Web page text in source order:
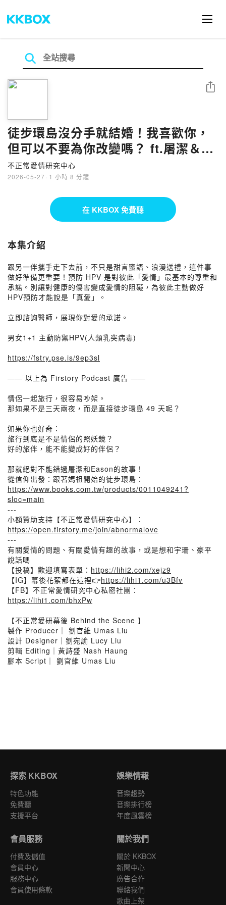
徒步環島沒分手就結婚！我喜歡你，
但可以不要為你改變嗎？ ft.屠潔＆伊
森
不正常愛情研究中心
2026-05-27 · 1 小時 8 分鐘
分享
在 KKBOX 免費聽
本集介紹
跟另一伴攜手走下去前，不只是甜言蜜語、浪漫送禮，這件事
做好準備更重要！預防 HPV 是對彼此「愛情」最基本的尊重和
承諾。別讓對健康的傷害變成愛情的阻礙，為彼此主動做好
HPV預防才能說是「真愛」。
立即諮詢醫師，展現你對愛的承諾。
男女1+1 主動防禦HPV(人類乳突病毒)
https://fstry.pse.is/9ep3sl
—— 以上為 Firstory Podcast 廣告 ——
情侶一起旅行，很容易吵架。
那如果不是三天兩夜，而是直接徒步環島 49 天呢？
如果你也好奇：
旅行到底是不是情侶的照妖鏡？
好的旅伴，能不能變成好的伴侶？
那就絕對不能錯過屠潔和Eason的故事！
從信仰出發：跟著媽祖開始的徒步環島：
https://www.books.com.tw/products/0011049241?
sloc=main
---
小額贊助支持【不正常愛情研究中心】：
https://open.firstory.me/join/abnormalove
---
有關愛情的問題、有關愛情有趣的故事，或是想和宇珊、豪平
說話嗎
【投稿】歡迎填寫表單： https://lihi2.com/xejz9
【IG】幕後花絮都在這裡👉https://lihi1.com/u3Bfv
【FB】不正常愛情研究中心私密社團：
https://lihi1.com/bhxPw
【不正常愛研幕後 Behind the Scene 】
製作 Producer｜ 劉官維 Umas Liu
設計 Designer｜劉宛諭 Lucy Liu
剪輯 Editing｜黃詩盛 Nash Haung
腳本 Script｜ 劉官維 Umas Liu
探索 KKBOX
特色功能
免費聽
支援平台
娛樂情報
音樂趨勢
音樂排行榜
年度風雲榜
會員服務
付費及儲值
會員中心
服務中心
會員使用條款
關於我們
關於 KKBOX
新聞中心
廣告合作
聯絡我們
歌曲上架